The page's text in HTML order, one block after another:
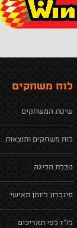
לוח משחקים
שיטת המשחקים
לוח משחקים ותוצאות
טבלת הליגה
סינכרון ליומן האישי
לו"ז לפי תאריכים